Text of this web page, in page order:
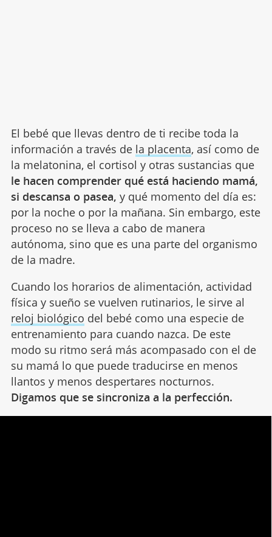
El bebé que llevas dentro de ti recibe toda la
información a través de la placenta, así como de
la melatonina, el cortisol y otras sustancias que
le hacen comprender qué está haciendo mamá,
si descansa o pasea, y qué momento del día es:
por la noche o por la mañana. Sin embargo, este
proceso no se lleva a cabo de manera
autónoma, sino que es una parte del organismo
de la madre.
Cuando los horarios de alimentación, actividad
física y sueño se vuelven rutinarios, le sirve al
reloj biológico del bebé como una especie de
entrenamiento para cuando nazca. De este
modo su ritmo será más acompasado con el de
su mamá lo que puede traducirse en menos
llantos y menos despertares nocturnos.
Digamos que se sincroniza a la perfección.